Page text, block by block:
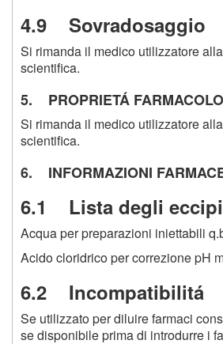
4.9 Sovradosaggio
Si rimanda il medico utilizzatore
scientifica.
5. PROPRIETÁ
Si rimanda il medico utilizzatore
scientifica.
6. INFORMAZIONI
6.1 Lista degli
Acqua per preparazioni iniettabili
Acido cloridrico per correzione pH
6.2 Incompatibilitá
Se utilizzato per diluire farmaci
se disponibile prima di introdurre i